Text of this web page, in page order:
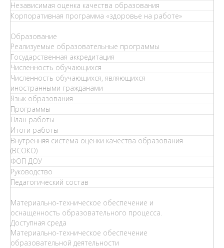
Независимая оценка качества образования
Корпоративная программа «здоровье на работе»
Образование
Реализуемые образовательные программы
Государственная аккредитация
Численность обучающихся
Численность обучающихся, являющихся
иностранными гражданами
Язык образования
Программы
План работы
Итоги работы
Внутренняя система оценки качества образования
(ВСОКО)
ФОП ДОУ
Руководство
Педагогический состав
Материально-техническое обеспечение и
оснащенность образовательного процесса.
Доступная среда
Материально-техническое обеспечение
образовательной деятельности